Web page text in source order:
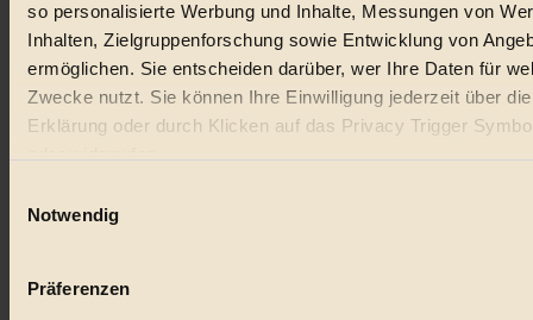
so personalisierte Werbung und Inhalte, Messungen von
Inhalten, Zielgruppenforschung sowie Entwicklung von
ermöglichen. Sie entscheiden darüber, wer Ihre Daten für
Zwecke nutzt. Sie können Ihre Einwilligung jederzeit über
Erklärung oder durch Klicken auf das Privacy Trigger
Wenn Sie es erlauben, würden wir auch gerne:
Ihr Gerät durch aktives Scannen nach bestimmten
Notwendig
Präferenzen
Folge uns auf Instagram
Themen
Bio
#
Vegan